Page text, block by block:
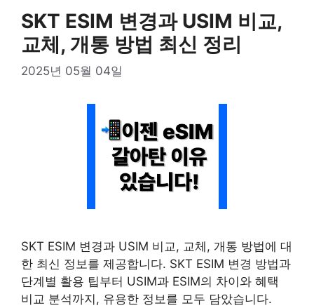
SKT ESIM 변경과 USIM 비교,
교체, 개통 방법 최신 정리
2025년 05월 04일
SKT ESIM 변경과 USIM 비교, 교체, 개통 방법에 대
한 최신 정보를 제공합니다. SKT ESIM 변경 방법과
단계별 활용 팁부터 USIM과 ESIM의 차이와 혜택
비교 분석까지, 유용한 정보를 모두 담았습니다.